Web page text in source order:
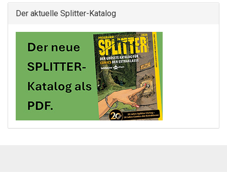
Der aktuelle Splitter-Katalog